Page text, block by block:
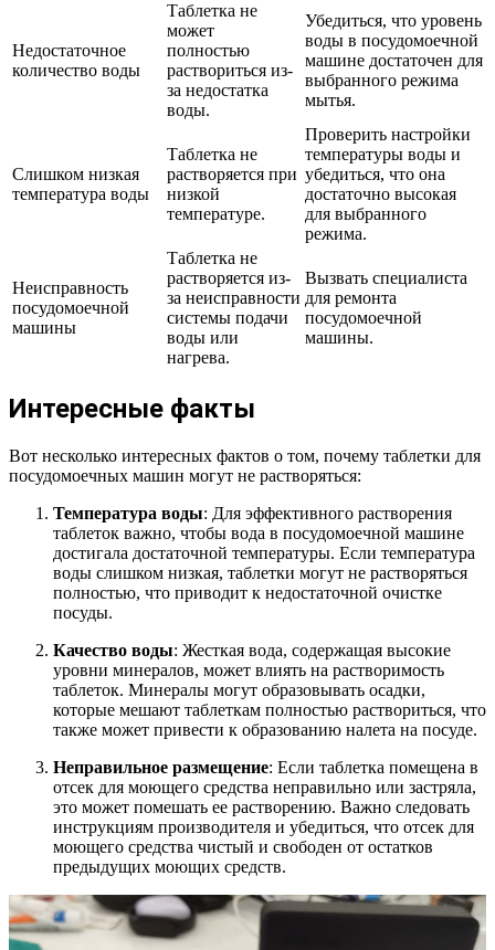
Недостаточное
количество воды
Таблетка не
может
полностью
раствориться из-
за недостатка
воды.
Убедиться, что уровень
воды в посудомоечной
машине достаточен для
выбранного режима
мытья.
Слишком низкая
температура воды
Таблетка не
растворяется при
низкой
температуре.
Проверить настройки
температуры воды и
убедиться, что она
достаточно высокая
для выбранного
режима.
Неисправность
посудомоечной
машины
Таблетка не
растворяется из-
за неисправности
системы подачи
воды или
нагрева.
Вызвать специалиста
для ремонта
посудомоечной
машины.
Интересные факты
Вот несколько интересных фактов о том, почему таблетки для
посудомоечных машин могут не растворяться:
Температура воды: Для эффективного растворения
таблеток важно, чтобы вода в посудомоечной машине
достигала достаточной температуры. Если температура
воды слишком низкая, таблетки могут не растворяться
полностью, что приводит к недостаточной очистке
посуды.
Качество воды: Жесткая вода, содержащая высокие
уровни минералов, может влиять на растворимость
таблеток. Минералы могут образовывать осадки,
которые мешают таблеткам полностью раствориться, что
также может привести к образованию налета на посуде.
Неправильное размещение: Если таблетка помещена в
отсек для моющего средства неправильно или застряла,
это может помешать ее растворению. Важно следовать
инструкциям производителя и убедиться, что отсек для
моющего средства чистый и свободен от остатков
предыдущих моющих средств.